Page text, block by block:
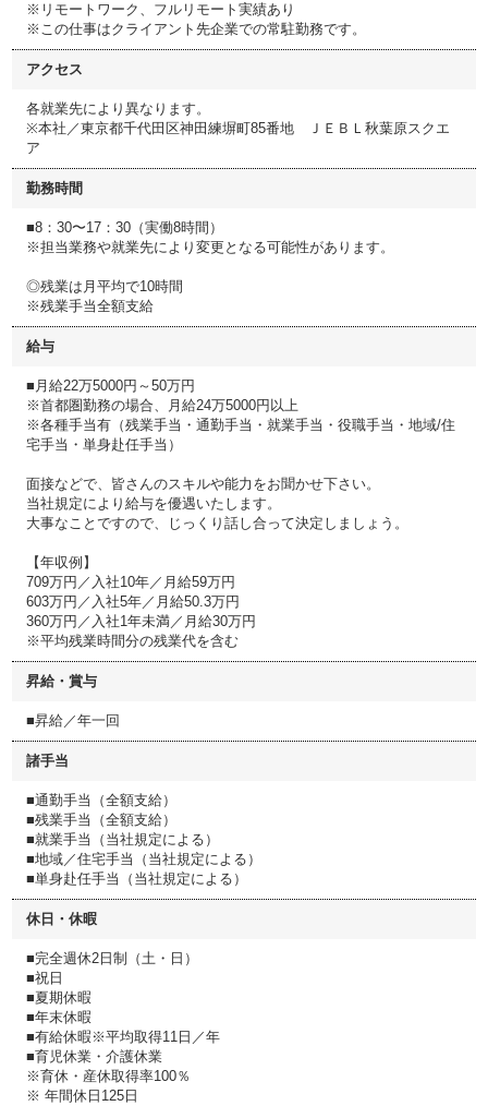
※リモートワーク、フルリモート実績あり
※この仕事はクライアント先企業での常駐勤務です。
アクセス
各就業先により異なります。
※本社／東京都千代田区神田練塀町85番地 ＪＥＢＬ秋葉原スクエ
ア
勤務時間
■8：30〜17：30（実働8時間）
※担当業務や就業先により変更となる可能性があります。
◎残業は月平均で10時間
※残業手当全額支給
給与
■月給22万5000円～50万円
※首都圏勤務の場合、月給24万5000円以上
※各種手当有（残業手当・通勤手当・就業手当・役職手当・地域/住
宅手当・単身赴任手当）
面接などで、皆さんのスキルや能力をお聞かせ下さい。
当社規定により給与を優遇いたします。
大事なことですので、じっくり話し合って決定しましょう。
【年収例】
709万円／入社10年／月給59万円
603万円／入社5年／月給50.3万円
360万円／入社1年未満／月給30万円
※平均残業時間分の残業代を含む
昇給・賞与
■昇給／年一回
諸手当
■通勤手当（全額支給）
■残業手当（全額支給）
■就業手当（当社規定による）
■地域／住宅手当（当社規定による）
■単身赴任手当（当社規定による）
休日・休暇
■完全週休2日制（土・日）
■祝日
■夏期休暇
■年末休暇
■有給休暇※平均取得11日／年
■育児休業・介護休業
※育休・産休取得率100％
※ 年間休日125日